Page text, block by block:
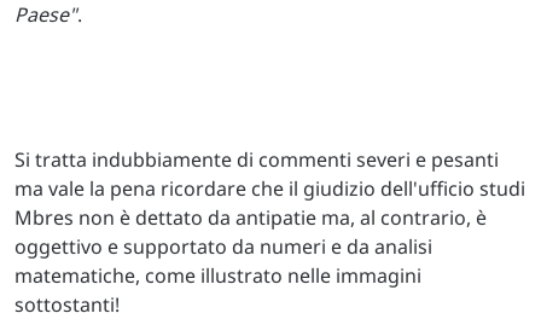
Paese".
Si tratta indubbiamente di commenti severi e pesanti
ma vale la pena ricordare che il giudizio dell'ufficio studi
Mbres non è dettato da antipatie ma, al contrario, è
oggettivo e supportato da numeri e da analisi
matematiche, come illustrato nelle immagini
sottostanti!